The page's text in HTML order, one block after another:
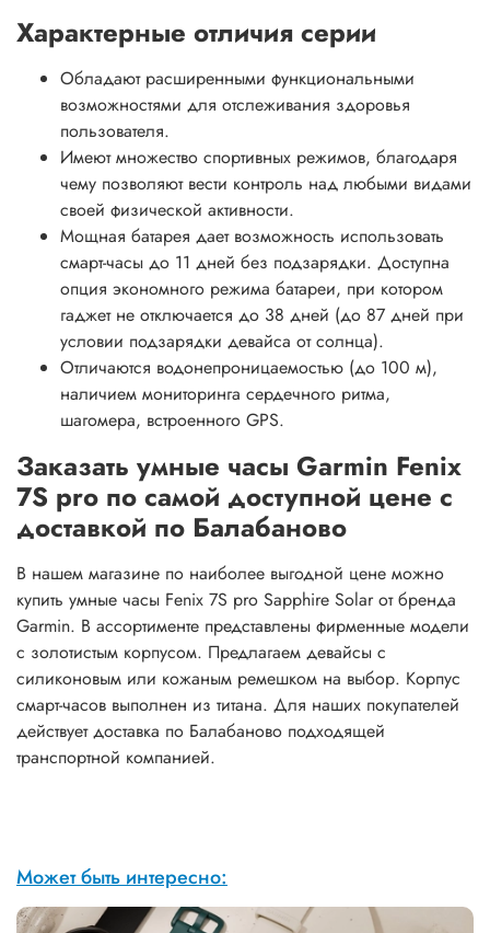
Характерные отличия серии
Обладают расширенными функциональными
возможностями для отслеживания здоровья
пользователя.
Имеют множество спортивных режимов, благодаря
чему позволяют вести контроль над любыми видами
своей физической активности.
Мощная батарея дает возможность использовать
смарт-часы до 11 дней без подзарядки. Доступна
опция экономного режима батареи, при котором
гаджет не отключается до 38 дней (до 87 дней при
условии подзарядки девайса от солнца).
Отличаются водонепроницаемостью (до 100 м),
наличием мониторинга сердечного ритма,
шагомера, встроенного GPS.
Заказать умные часы Garmin Fenix
7S pro по самой доступной цене с
доставкой по Балабаново
В нашем магазине по наиболее выгодной цене можно
купить умные часы Fenix 7S pro Sapphire Solar от бренда
Garmin. В ассортименте представлены фирменные модели
с золотистым корпусом. Предлагаем девайсы с
силиконовым или кожаным ремешком на выбор. Корпус
смарт-часов выполнен из титана. Для наших покупателей
действует доставка по Балабаново подходящей
транспортной компанией.
Может быть интересно: